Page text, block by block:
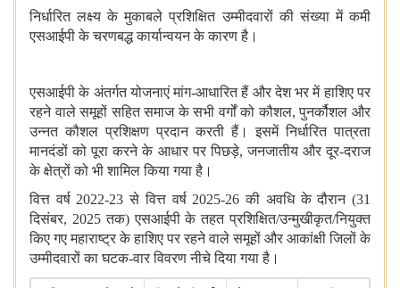
निर्धारित लक्ष्य के मुकाबले प्रशिक्षित उम्मीदवारों की संख्या में कमी
एसआईपी के चरणबद्ध कार्यान्वयन के कारण है।
एसआईपी के अंतर्गत योजनाएं मांग-आधारित हैं और देश भर में हाशिए पर
रहने वाले समूहों सहित समाज के सभी वर्गों को कौशल, पुनर्कौशल और
उन्नत कौशल प्रशिक्षण प्रदान करती हैं। इसमें निर्धारित पात्रता
मानदंडों को पूरा करने के आधार पर पिछड़े, जनजातीय और दूर-दराज
के क्षेत्रों को भी शामिल किया गया है।
वित्त वर्ष 2022-23 से वित्त वर्ष 2025-26 की अवधि के दौरान (31
दिसंबर, 2025 तक) एसआईपी के तहत प्रशिक्षित/उन्मुखीकृत/नियुक्त
किए गए महाराष्ट्र के हाशिए पर रहने वाले समूहों और आकांक्षी जिलों के
उम्मीदवारों का घटक-वार विवरण नीचे दिया गया है।